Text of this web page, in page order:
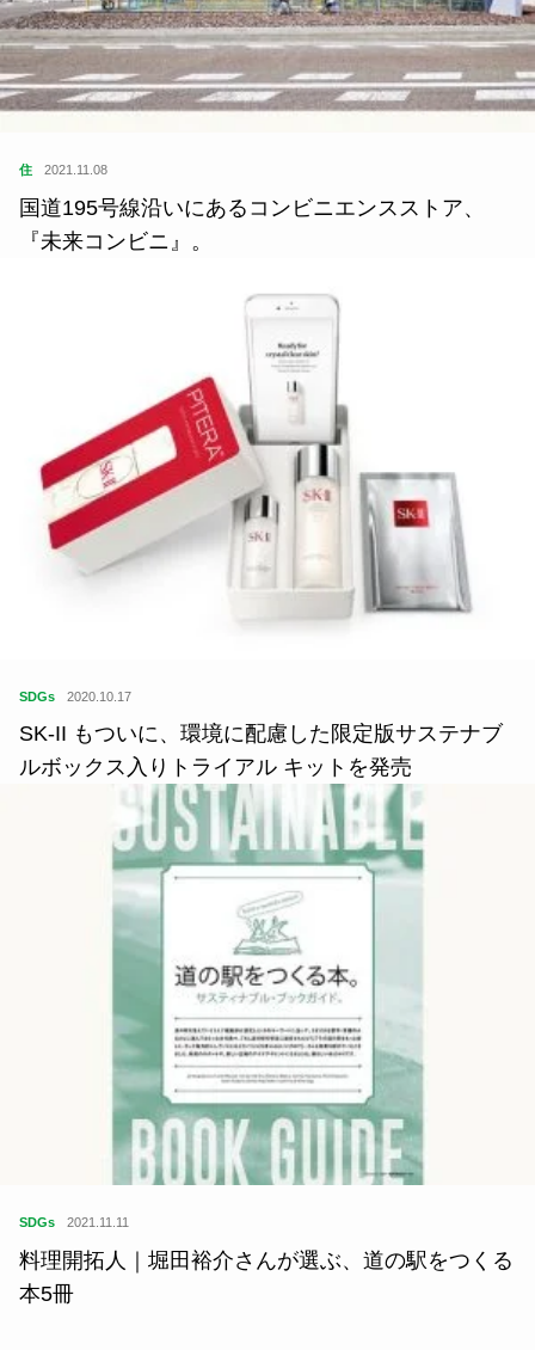
住 2021.11.08
国道195号線沿いにあるコンビニエンスストア、
『未来コンビニ』。
SDGs 2020.10.17
SK-II もついに、環境に配慮した限定版サステナブ
ルボックス入りトライアル キットを発売
SDGs 2021.11.11
料理開拓人｜堀田裕介さんが選ぶ、道の駅をつくる
本5冊